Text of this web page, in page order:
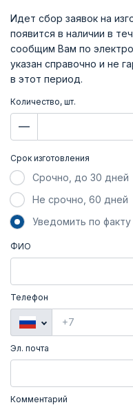
Идет сбор заявок на
появится в наличии в
сообщим Вам по
указан справочно и не
в этот период.
Количество, шт.
Срок изготовления
Срочно, до 30 дней
Не срочно, 60 дней
Уведомить по факту
ФИО
Телефон
Эл. почта
Комментарий